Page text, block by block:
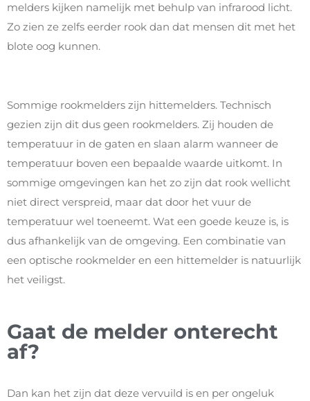
melders kijken namelijk met behulp van infrarood licht.
Zo zien ze zelfs eerder rook dan dat mensen dit met het
blote oog kunnen.
Sommige rookmelders zijn hittemelders. Technisch
gezien zijn dit dus geen rookmelders. Zij houden de
temperatuur in de gaten en slaan alarm wanneer de
temperatuur boven een bepaalde waarde uitkomt. In
sommige omgevingen kan het zo zijn dat rook wellicht
niet direct verspreid, maar dat door het vuur de
temperatuur wel toeneemt. Wat een goede keuze is, is
dus afhankelijk van de omgeving. Een combinatie van
een optische rookmelder en een hittemelder is natuurlijk
het veiligst.
Gaat de melder onterecht
af?
Dan kan het zijn dat deze vervuild is en per ongeluk